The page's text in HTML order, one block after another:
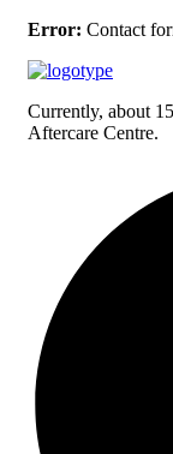
Error: Contact
Currently, about
Aftercare Centre.